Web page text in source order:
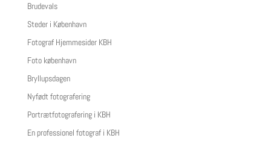
Brudevals
Steder i København
Fotograf Hjemmesider KBH
Foto københavn
Bryllupsdagen
Nyfødt fotografering
Portrætfotografering i KBH
En professionel fotograf i KBH